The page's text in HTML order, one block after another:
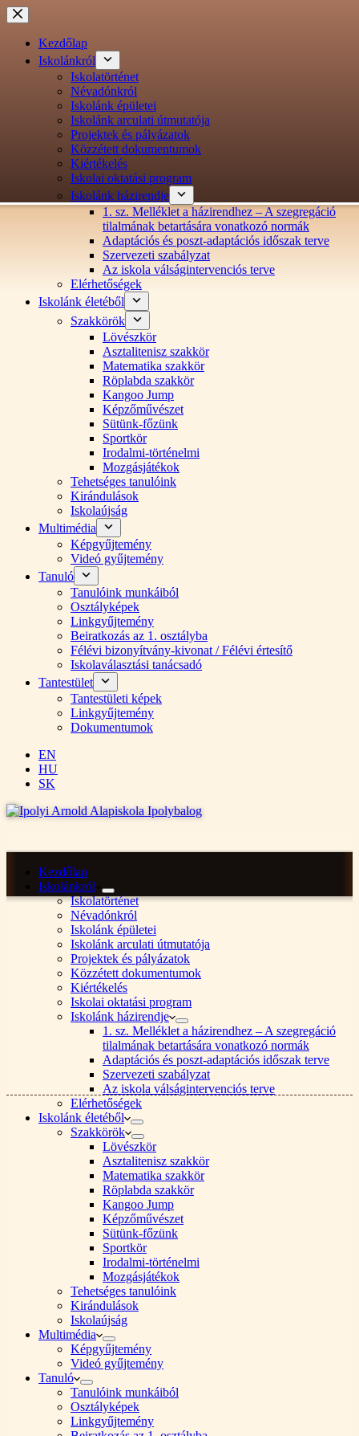
Ugrás
a
tartalomraKezdőlap
Iskolánkról
Iskolatörténet
Névadónkról
Iskolánk épületei
Iskolánk arculati útmutatója
Projektek és pályázatok
Közzétett dokumentumok
Kiértékelés
Iskolai oktatási program
Iskolánk házirendje
1. sz. Melléklet a házirendhez – A szegregáció
tilalmának betartására vonatkozó normák
Adaptációs és poszt-adaptációs időszak terve
Szervezeti szabályzat
Az iskola válságintervenciós terve
Elérhetőségek
Iskolánk életéből
Szakkörök
Lövészkör
Asztalitenisz szakkör
Matematika szakkör
Röplabda szakkör
Kangoo Jump
Képzőművészet
Sütünk-főzünk
Sportkör
Irodalmi-történelmi
Mozgásjátékok
Tehetséges tanulóink
Kirándulások
Iskolaújság
Multimédia
Képgyűjtemény
Videó gyűjtemény
Tanuló
Tanulóink munkáiból
Osztályképek
Linkgyűjtemény
Beiratkozás az 1. osztályba
Félévi bizonyítvány-kivonat / Félévi értesítő
Iskolaválasztási tanácsadó
Tantestület
Tantestületi képek
Linkgyűjtemény
Dokumentumok
EN
HU
SK
Kezdőlap
Iskolánkról
Iskolatörténet
Névadónkról
Iskolánk épületei
Iskolánk arculati útmutatója
Projektek és pályázatok
Közzétett dokumentumok
Kiértékelés
Iskolai oktatási program
Iskolánk házirendje
1. sz. Melléklet a házirendhez – A szegregáció
tilalmának betartására vonatkozó normák
Adaptációs és poszt-adaptációs időszak terve
Szervezeti szabályzat
Az iskola válságintervenciós terve
Elérhetőségek
Iskolánk életéből
Szakkörök
Lövészkör
Asztalitenisz szakkör
Matematika szakkör
Röplabda szakkör
Kangoo Jump
Képzőművészet
Sütünk-főzünk
Sportkör
Irodalmi-történelmi
Mozgásjátékok
Tehetséges tanulóink
Kirándulások
Iskolaújság
Multimédia
Képgyűjtemény
Videó gyűjtemény
Tanuló
Tanulóink munkáiból
Osztályképek
Linkgyűjtemény